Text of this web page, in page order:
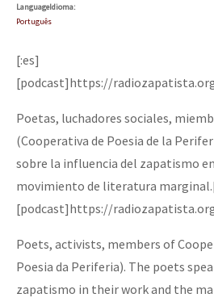
LanguageIdioma:
Português
[:es]
[podcast]https://
Poetas, luchadores sociales,
(Cooperativa de Poesia de la
sobre la influencia del zapatismo
movimiento de literatura
[podcast]https://
Poets, activists, members of
Poesia da Periferia). The poets
zapatismo in their work and the